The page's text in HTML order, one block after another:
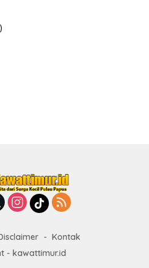
Kontak
- kawattimur.id